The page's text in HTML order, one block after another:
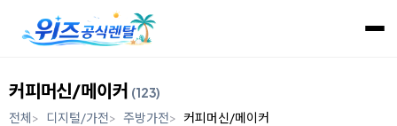
커피머신/메이커 (123)
전체
디지털/가전 주방가전 커피머신/메이커